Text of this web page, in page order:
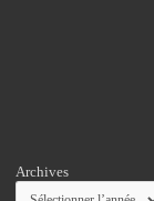
Archives